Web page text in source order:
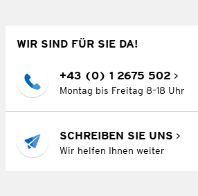
WIR SIND FÜR SIE DA!
+43 (0) 1 2675 502
Montag bis Freitag 8–18 Uhr
SCHREIBEN SIE UNS
Wir helfen Ihnen weiter